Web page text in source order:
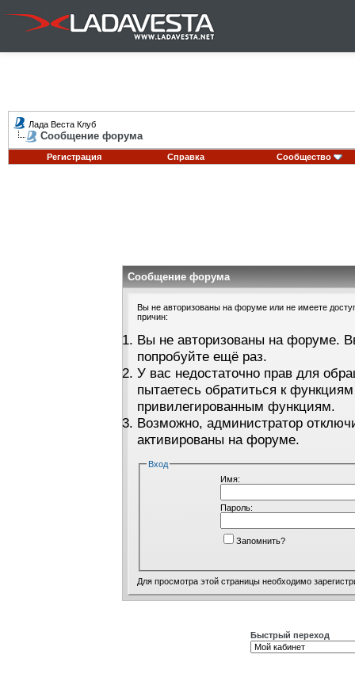
Лада Веста Клуб
Сообщение форума
Регистрация Справка Сообщество
Сообщение форума
Вы не авторизованы на форуме или не имеете
причин:
Вы не авторизованы на форуме.
попробуйте ещё раз.
У вас недостаточно прав для
пытаетесь обратиться к
привилегированным функциям.
Возможно, администратор
активированы на форуме.
Вход
Имя:
Пароль:
Запомнить?
Для просмотра этой страницы необходимо
Быстрый переход